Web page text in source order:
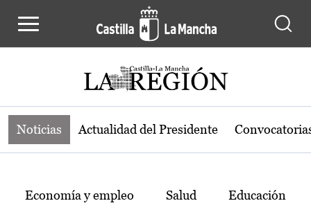
Noticias de la región de Castilla-La
Noticias Actualidad del Presidente
Temas
Economía y empleo Salud Educación